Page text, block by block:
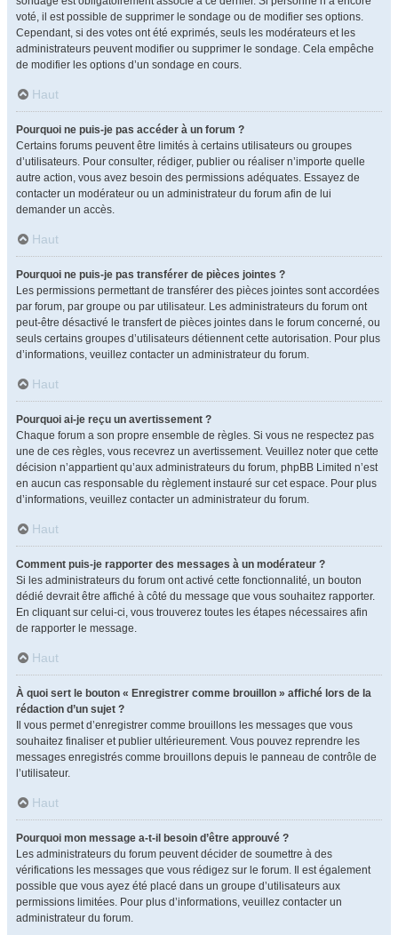
voté, il est possible de supprimer le sondage ou de modifier ses options.
Cependant, si des votes ont été exprimés, seuls les modérateurs et les
administrateurs peuvent modifier ou supprimer le sondage. Cela empêche
de modifier les options d’un sondage en cours.
Haut
Pourquoi ne puis-je pas accéder à un forum ?
Certains forums peuvent être limités à certains utilisateurs ou groupes
d’utilisateurs. Pour consulter, rédiger, publier ou réaliser n’importe quelle
autre action, vous avez besoin des permissions adéquates. Essayez de
contacter un modérateur ou un administrateur du forum afin de lui
demander un accès.
Haut
Pourquoi ne puis-je pas transférer de pièces jointes ?
Les permissions permettant de transférer des pièces jointes sont accordées
par forum, par groupe ou par utilisateur. Les administrateurs du forum ont
peut-être désactivé le transfert de pièces jointes dans le forum concerné, ou
seuls certains groupes d’utilisateurs détiennent cette autorisation. Pour plus
d’informations, veuillez contacter un administrateur du forum.
Haut
Pourquoi ai-je reçu un avertissement ?
Chaque forum a son propre ensemble de règles. Si vous ne respectez pas
une de ces règles, vous recevrez un avertissement. Veuillez noter que cette
décision n’appartient qu’aux administrateurs du forum, phpBB Limited n’est
en aucun cas responsable du règlement instauré sur cet espace. Pour plus
d’informations, veuillez contacter un administrateur du forum.
Haut
Comment puis-je rapporter des messages à un modérateur ?
Si les administrateurs du forum ont activé cette fonctionnalité, un bouton
dédié devrait être affiché à côté du message que vous souhaitez rapporter.
En cliquant sur celui-ci, vous trouverez toutes les étapes nécessaires afin
de rapporter le message.
Haut
À quoi sert le bouton « Enregistrer comme brouillon » affiché lors de la
rédaction d’un sujet ?
Il vous permet d’enregistrer comme brouillons les messages que vous
souhaitez finaliser et publier ultérieurement. Vous pouvez reprendre les
messages enregistrés comme brouillons depuis le panneau de contrôle de
l’utilisateur.
Haut
Pourquoi mon message a-t-il besoin d’être approuvé ?
Les administrateurs du forum peuvent décider de soumettre à des
vérifications les messages que vous rédigez sur le forum. Il est également
possible que vous ayez été placé dans un groupe d’utilisateurs aux
permissions limitées. Pour plus d’informations, veuillez contacter un
administrateur du forum.